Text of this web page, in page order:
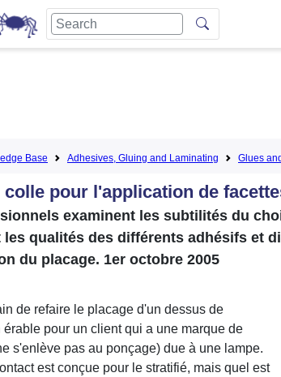
Base Adhesives, Gluing and Laminating Glues
colle pour l'application de
examinent les subtilités du
les qualités des différents adhésifs et
du placage. 1er octobre 2005
de refaire le placage d'un dessus de
érable pour un client qui a une marque de
s'enlève pas au ponçage) due à une lampe.
est conçue pour le stratifié, mais quel est